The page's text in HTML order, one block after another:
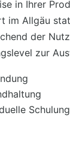
in Ihrer
im Allgäu
der
zur
Schulung